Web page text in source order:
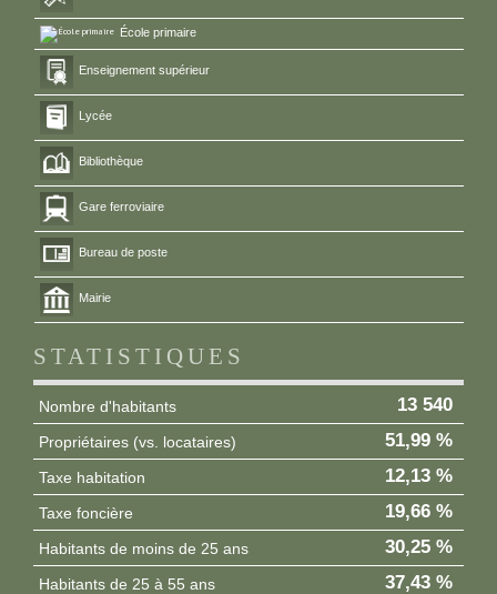
École primaire
Enseignement supérieur
Lycée
Bibliothèque
Gare ferroviaire
Bureau de poste
Mairie
STATISTIQUES
Nombre d'habitants 13 540
Propriétaires (vs. locataires) 51,99 %
Taxe habitation 12,13 %
Taxe foncière 19,66 %
Habitants de moins de 25 ans 30,25 %
Habitants de 25 à 55 ans 37,43 %